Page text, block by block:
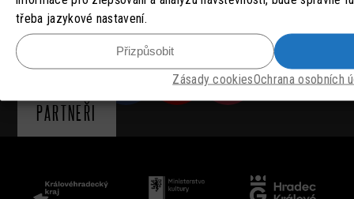
třeba jazykové nastavení.
Přizpůsobit
Zásady cookiesOchrana osobních
PARTNEŘI